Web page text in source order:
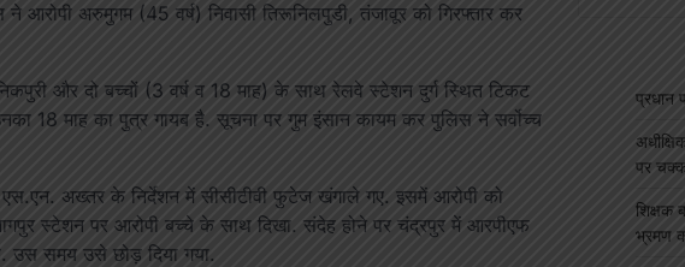
अरुमुगम (45 वर्ष) निवासी तिरूनिलपुडी, तंजावूर को गिरफ्तार कर
और दो बच्चों (3 वर्ष व 18 माह) के साथ रेलवे स्टेशन दुर्ग स्थित टिकट
18 माह का पुत्र गायब है. सूचना पर गुम इंसान कायम कर पुलिस ने सर्वोच्च
एस.एन. अख्तर के निर्देशन में सीसीटीवी फुटेज खंगाले गए. इसमें आरोपी को
स्टेशन पर आरोपी बच्चे के साथ दिखा. संदेह होने पर चंद्रपुर में आरपीएफ
उस समय उसे छोड़ दिया गया.
प्रधान
पर
शिक्षक
भ्रमण